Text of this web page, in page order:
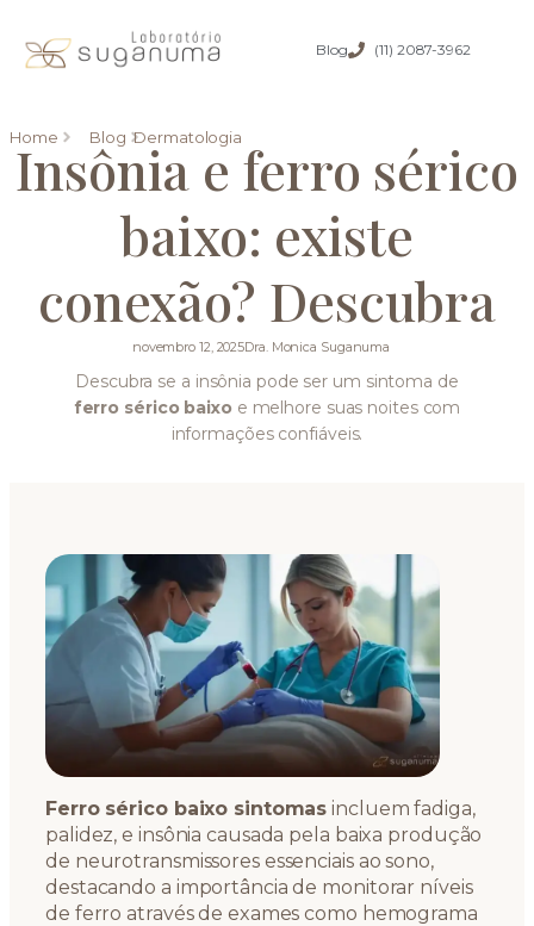
Blog (11) 2087-3962
Home Blog Dermatologia
Insônia e ferro sérico
baixo: existe
conexão? Descubra
novembro 12, 2025Dra. Monica Suganuma
Descubra se a insônia pode ser um sintoma de
ferro sérico baixo e melhore suas noites com
informações confiáveis.
Ferro sérico baixo sintomas incluem fadiga,
palidez, e insônia causada pela baixa produção
de neurotransmissores essenciais ao sono,
destacando a importância de monitorar níveis
de ferro através de exames como hemograma